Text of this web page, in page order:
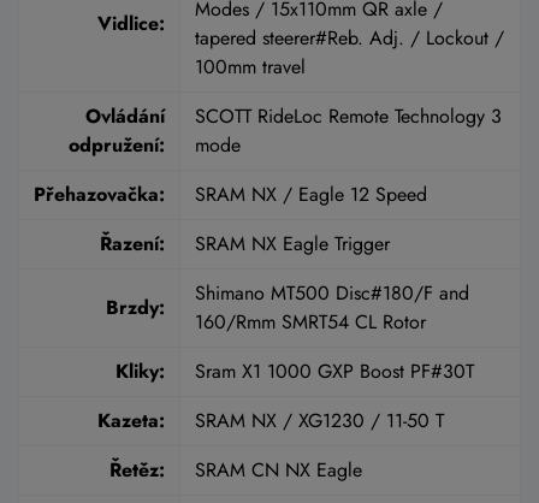
Vidlice:
Modes / 15x110mm QR axle /
tapered steerer#Reb. Adj. / Lockout /
100mm travel
Ovládání
odpružení:
SCOTT RideLoc Remote Technology 3
mode
Přehazovačka:
SRAM NX / Eagle 12 Speed
Řazení:
SRAM NX Eagle Trigger
Brzdy:
Shimano MT500 Disc#180/F and
160/Rmm SMRT54 CL Rotor
Kliky:
Sram X1 1000 GXP Boost PF#30T
Kazeta:
SRAM NX / XG1230 / 11-50 T
Řetěz:
SRAM CN NX Eagle